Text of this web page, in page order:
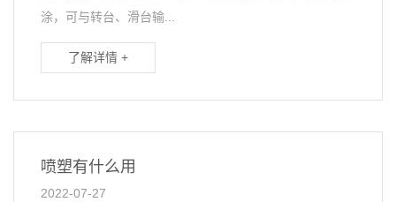
涂，可与转台、滑台输...
了解详情 +
喷塑有什么用
2022-07-27